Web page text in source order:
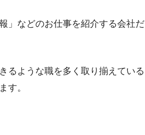
」などのお仕事を紹介する会社だ
るような職を多く取り揃えている
す。